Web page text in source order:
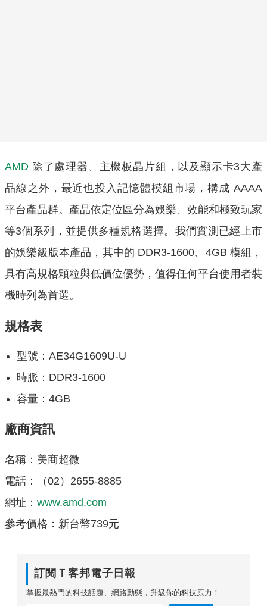
AMD 除了處理器、主機板晶片組，以及顯示卡3大產
品線之外，最近也投入記憶體模組市場，構成 AAAA
平台產品群。產品依定位區分為娛樂、效能和極致玩家
等3個系列，並提供多種規格選擇。我們實測已經上市
的娛樂級版本產品，其中的 DDR3-1600、4GB 模組，
具有高規格顆粒與低價位優勢，值得任何平台使用者裝
機時列為首選。
規格表
型號：AE34G1609U-U
時脈：DDR3-1600
容量：4GB
廠商資訊
名稱：美商超微
電話：（02）2655-8885
網址： www.amd.com
參考價格：新台幣739元
訂閱Ｔ客邦電子日報
掌握最熱門的科技話題、網路動態，升級你的科技原力！